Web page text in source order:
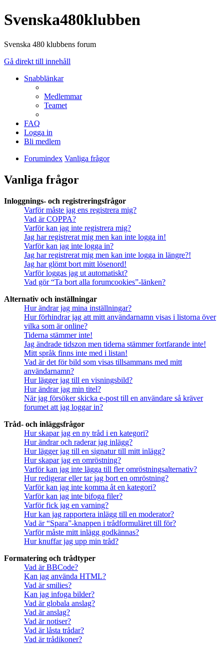
Svenska480klubben
Svenska 480 klubbens forum
Gå direkt till innehåll
Snabblänkar
Medlemmar
Teamet
FAQ
Logga in
Bli medlem
Forumindex Vanliga frågor
Vanliga frågor
Inloggnings- och registreringsfrågor
Varför måste jag ens registrera mig?
Vad är COPPA?
Varför kan jag inte registrera mig?
Jag har registrerat mig men kan inte logga in!
Varför kan jag inte logga in?
Jag har registrerat mig men kan inte logga in längre?!
Jag har glömt bort mitt lösenord!
Varför loggas jag ut automatiskt?
Vad gör “Ta bort alla forumcookies”-länken?
Alternativ och inställningar
Hur ändrar jag mina inställningar?
Hur förhindrar jag att mitt användarnamn visas i listorna över
vilka som är online?
Tiderna stämmer inte!
Jag ändrade tidszon men tiderna stämmer fortfarande inte!
Mitt språk finns inte med i listan!
Vad är det för bild som visas tillsammans med mitt
användarnamn?
Hur lägger jag till en visningsbild?
Hur ändrar jag min titel?
När jag försöker skicka e-post till en användare så kräver
forumet att jag loggar in?
Tråd- och inläggsfrågor
Hur skapar jag en ny tråd i en kategori?
Hur ändrar och raderar jag inlägg?
Hur lägger jag till en signatur till mitt inlägg?
Hur skapar jag en omröstning?
Varför kan jag inte lägga till fler omröstningsalternativ?
Hur redigerar eller tar jag bort en omröstning?
Varför kan jag inte komma åt en kategori?
Varför kan jag inte bifoga filer?
Varför fick jag en varning?
Hur kan jag rapportera inlägg till en moderator?
Vad är “Spara”-knappen i trådformuläret till för?
Varför måste mitt inlägg godkännas?
Hur knuffar jag upp min tråd?
Formatering och trådtyper
Vad är BBCode?
Kan jag använda HTML?
Vad är smilies?
Kan jag infoga bilder?
Vad är globala anslag?
Vad är anslag?
Vad är notiser?
Vad är låsta trådar?
Vad är trådikoner?